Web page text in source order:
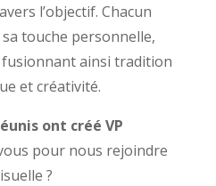
l’objectif. Chacun
touche personnelle,
ainsi tradition
et créativité.
ont créé VP
pour nous rejoindre
?